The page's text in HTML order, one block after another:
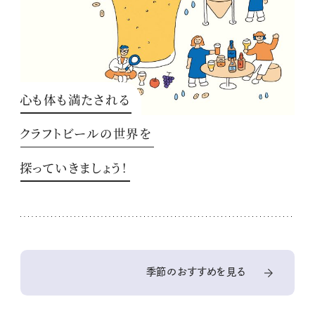
心も体も満たされる
クラフトビールの世界を
探っていきましょう！
季節のおすすめを見る